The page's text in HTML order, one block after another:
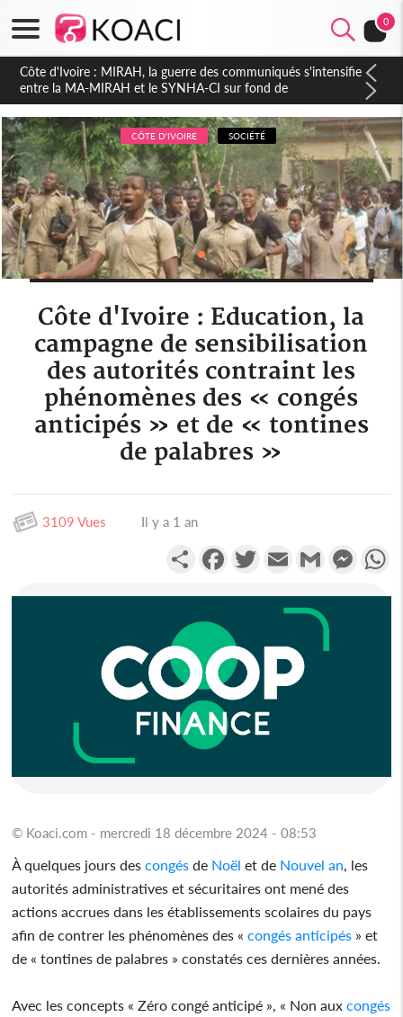
0
Côte d'Ivoire : Indépendance 2026, Thiam plaide pour un
environnement démocratique plus apaisé
CÔTE D'IVOIRE SOCIÉTÉ
Côte d'Ivoire : Education, la
campagne de sensibilisation
des autorités contraint les
phénomènes des « congés
anticipés » et de « tontines
de palabres »
3109 Vues Il y a 1 an
PartagerFacebookTwitterEmail Gmail
© Koaci.com - mercredi 18 décembre 2024 - 08:53
À quelques jours descongés de Noël et de Nouvel an , les
autorités administratives et sécuritaires ont mené des
actions accrues dans les établissements scolaires du pays
afin de contrer les phénomènes des «congés anticipés » et
de « tontines de palabres » constatés ces dernières années.
Avec les concepts « Zéro congé anticipé », « Non auxcongés